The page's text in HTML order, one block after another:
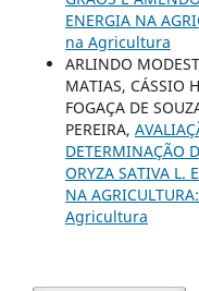
ENERGIA NA
na Agricultura
ARLINDO
MATIAS, CÁSSIO
FOGAÇA DE
PEREIRA,
DETERMINAÇÃO
ORYZA SATIVA L.
NA
Agricultura